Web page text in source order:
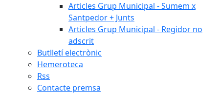
Articles Grup Municipal - Sumem x
Santpedor + Junts
Articles Grup Municipal - Regidor no
adscrit
Butlletí electrònic
Hemeroteca
Rss
Contacte premsa